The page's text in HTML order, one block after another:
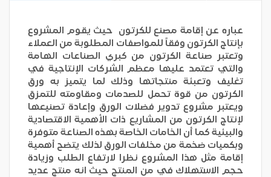
عباره عن إقامة مصنع للكرتون حيث يقوم المشروع
بإنتاج الكرتون وفقاً للمواصفات المطلوبة من العملاء
وتعتبر صناعة الكرتون من كبري الصناعات الهامة
والتي تعتمد عليها معظم الشركات الإنتاجية في
تغليف وتعبئة منتجاتها وذلك لما يتميز به ورق
الكرتون من قوة تحمل للصدمات ومقاومته للتمزق
ويعتبر مشروع تدوير فضلات الورق وإعادة تصنيعها
لإنتاج الكرتون من المشاريع ذات الأهمية الاقتصادية
والبيئية كما أن الخامات الخاصة بهذه الصناعة متوفرة
وبكميات ضخمة من مخلفات الورق لذلك يتضح أهمية
إقامة مثل هذا المشروع نظرا لارتفاع الطلب وزيادة
حجم الاستهلاك في من المنتج حيث انه منتج عديد